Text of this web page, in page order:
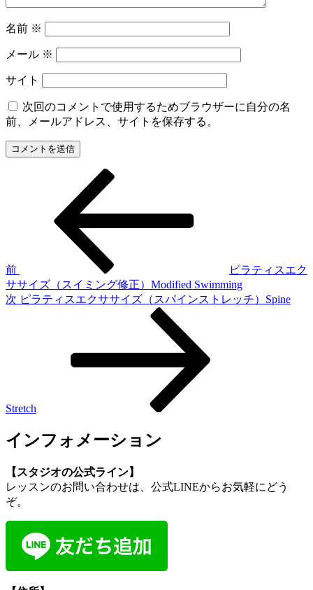
名前 ※
メール ※
サイト
次回のコメントで使用するためブラウザーに自分の名
前、メールアドレス、サイトを保存する。
ゲ
ー
前
ピラティスエク
ササイズ（スイミング修正）Modified Swimming
次
次 ピラティスエクササイズ（スパインストレッチ）Spine
Stretch
インフォメーション
【スタジオの公式ライン】
レッスンのお問い合わせは、公式LINEからお気軽にどう
ぞ。